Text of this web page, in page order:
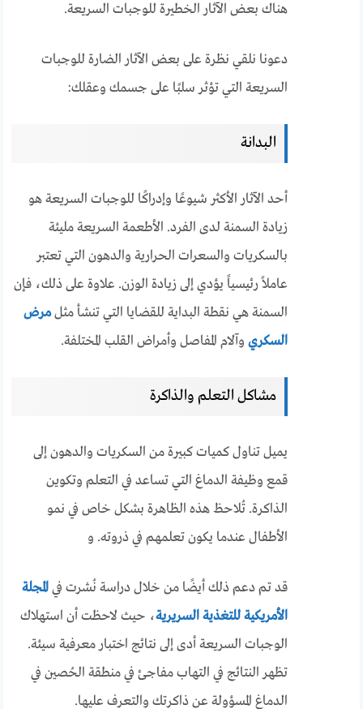
هناك بعض الآثار الخطيرة للوجبات السريعة.
دعونا نلقي نظرة على بعض الآثار الضارة للوجبات
السريعة التي تؤثر سلبًا على جسمك وعقلك:
البدانة
أحد الآثار الأكثر شيوعًا وإدراكًا للوجبات السريعة هو
زيادة السمنة لدى الفرد. الأطعمة السريعة مليئة
بالسكريات والسعرات الحرارية والدهون التي تعتبر
عاملاً رئيسياً يؤدي إلى زيادة الوزن. علاوة على ذلك، فإن
السمنة هي نقطة البداية للقضايا التي تنشأ مثلمرض
السكري وآلام المفاصل وأمراض القلب المختلفة.
مشاكل التعلم والذاكرة
يميل تناول كميات كبيرة من السكريات والدهون إلى
قمع وظيفة الدماغ التي تساعد في التعلم وتكوين
الذاكرة. تُلاحظ هذه الظاهرة بشكل خاص في نمو
الأطفال عندما يكون تعلمهم في ذروته. و
قد تم دعم ذلك أيضًا من خلال دراسة نُشرت فيالمجلة
الأمريكية للتغذية السريرية، حيث لاحظت أن استهلاك
الوجبات السريعة أدى إلى نتائج اختبار معرفية سيئة.
تظهر النتائج في التهاب مفاجئ في منطقة الحُصين في
الدماغ المسؤولة عن ذاكرتك والتعرف عليها.